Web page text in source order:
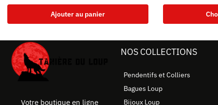
Ajouter au panier
Votre boutique en ligne
NOS COLLECTIONS
Pendentifs et Colliers
Bagues Loup
Bijoux Loup